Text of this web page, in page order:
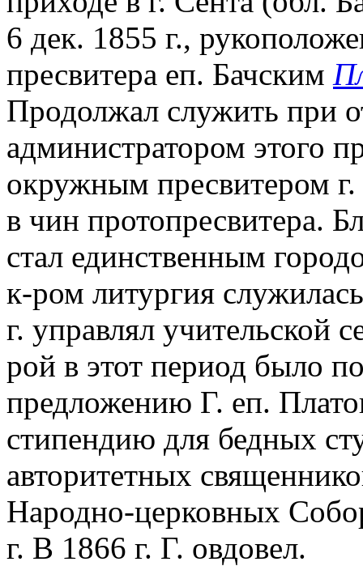
6 дек. 1855 г.,
пресвитера еп. Бачским
Продолжал служить при
администратором этого
окружным пресвитером г.
в чин протопресвитера.
стал единственным
к-ром литургия
г. управлял учительской
рой в этот период было
предложению Г. еп.
стипендию для бедных
авторитетных
Народно-церковных
г. В 1866 г. Г. овдовел.